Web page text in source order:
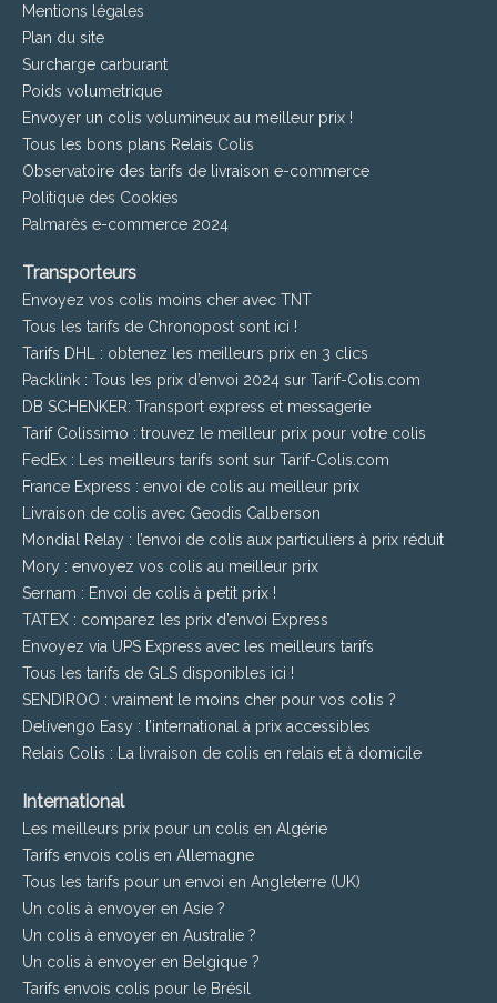
Mentions légales
Plan du site
Surcharge carburant
Poids volumetrique
Envoyer un colis volumineux au meilleur prix !
Tous les bons plans Relais Colis
Observatoire des tarifs de livraison e-commerce
Politique des Cookies
Palmarès e-commerce 2024
Transporteurs
Envoyez vos colis moins cher avec TNT
Tous les tarifs de Chronopost sont ici !
Tarifs DHL : obtenez les meilleurs prix en 3 clics
Packlink : Tous les prix d’envoi 2024 sur Tarif-Colis.com
DB SCHENKER: Transport express et messagerie
Tarif Colissimo : trouvez le meilleur prix pour votre colis
FedEx : Les meilleurs tarifs sont sur Tarif-Colis.com
France Express : envoi de colis au meilleur prix
Livraison de colis avec Geodis Calberson
Mondial Relay : l’envoi de colis aux particuliers à prix réduit
Mory : envoyez vos colis au meilleur prix
Sernam : Envoi de colis à petit prix !
TATEX : comparez les prix d’envoi Express
Envoyez via UPS Express avec les meilleurs tarifs
Tous les tarifs de GLS disponibles ici !
SENDIROO : vraiment le moins cher pour vos colis ?
Delivengo Easy : l’international à prix accessibles
Relais Colis : La livraison de colis en relais et à domicile
International
Les meilleurs prix pour un colis en Algérie
Tarifs envois colis en Allemagne
Tous les tarifs pour un envoi en Angleterre (UK)
Un colis à envoyer en Asie ?
Un colis à envoyer en Australie ?
Un colis à envoyer en Belgique ?
Tarifs envois colis pour le Brésil